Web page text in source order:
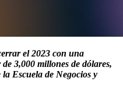
el 2023 con una
3,000 millones de dólares,
Escuela de Negocios y